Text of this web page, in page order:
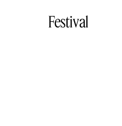
Festival